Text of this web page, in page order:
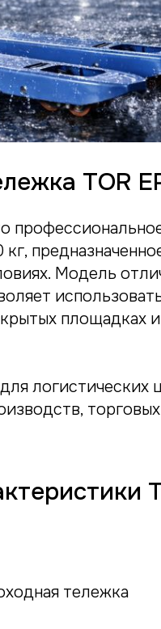
TOR
Модель
площадках
логистических
тележка